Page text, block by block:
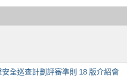
全巡查計劃評審準則 18 版介紹會